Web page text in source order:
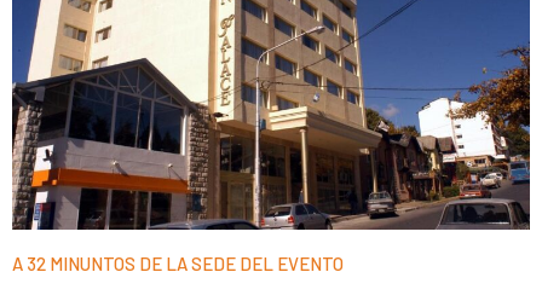
A 32 MINUNTOS DE LA SEDE DEL EVENTO